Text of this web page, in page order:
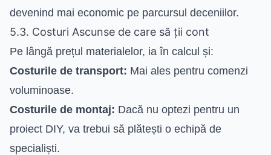
devenind mai economic pe parcursul deceniilor.
5.3. Costuri Ascunse de care să ții cont
Pe lângă prețul materialelor, ia în calcul și:
Costurile de transport: Mai ales pentru comenzi
voluminoase.
Costurile de montaj: Dacă nu optezi pentru un
proiect DIY, va trebui să plătești o echipă de
specialiști.